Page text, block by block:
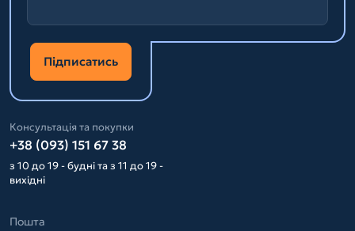
Підписатись
Консультація та покупки
+38 (093) 151 67 38
з 10 до 19 - будні та з 11 до 19 -
вихідні
Пошта